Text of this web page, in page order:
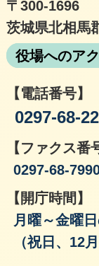
〒300-1696
茨城県北相馬
役場へのア
【電話番号】
0297-68-
【ファクス番
0297-68-
【開庁時間】
月曜～金曜
（祝日、12